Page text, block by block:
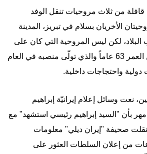
من ثلاث مروحيات تنقل الوفد
الأخريان بسلام في تبريز، المدينة
لكن ليس المروحية التي كان على
متنها الرئيس البالغ من العمر 63 عاماً والذي تولّى منصبه في العام
نعت وسائل إعلام إيرانيّة إبراهيم
بأن "السيد إبراهيم رئيسي استشهد" مع
نقلت صحيفة "إيران ديلي" معلومات
من إعلان السلطات العثور على